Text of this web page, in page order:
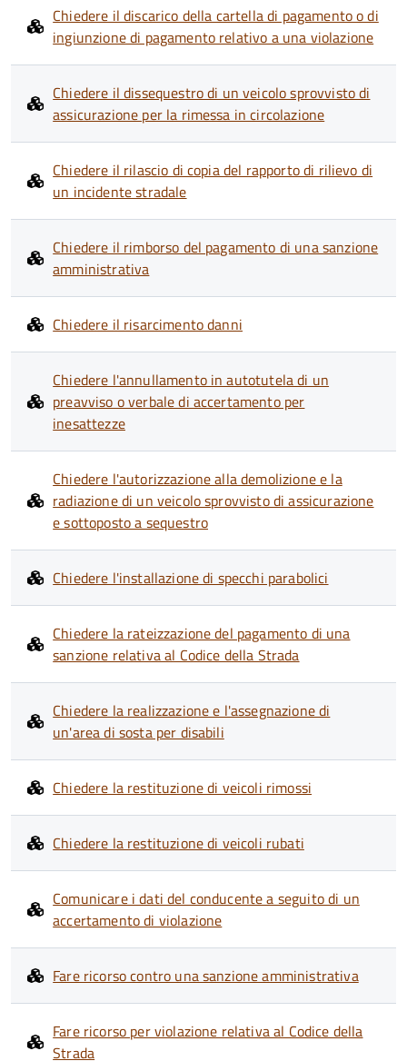
Chiedere il discarico della cartella di pagamento o di
ingiunzione di pagamento relativo a una violazione
Chiedere il dissequestro di un veicolo sprovvisto di
assicurazione per la rimessa in circolazione
Chiedere il rilascio di copia del rapporto di rilievo di
un incidente stradale
Chiedere il rimborso del pagamento di una sanzione
amministrativa
Chiedere il risarcimento danni
Chiedere l'annullamento in autotutela di un
preavviso o verbale di accertamento per
inesattezze
Chiedere l'autorizzazione alla demolizione e la
radiazione di un veicolo sprovvisto di assicurazione
e sottoposto a sequestro
Chiedere l'installazione di specchi parabolici
Chiedere la rateizzazione del pagamento di una
sanzione relativa al Codice della Strada
Chiedere la realizzazione e l'assegnazione di
un'area di sosta per disabili
Chiedere la restituzione di veicoli rimossi
Chiedere la restituzione di veicoli rubati
Comunicare i dati del conducente a seguito di un
accertamento di violazione
Fare ricorso contro una sanzione amministrativa
Fare ricorso per violazione relativa al Codice della
Strada